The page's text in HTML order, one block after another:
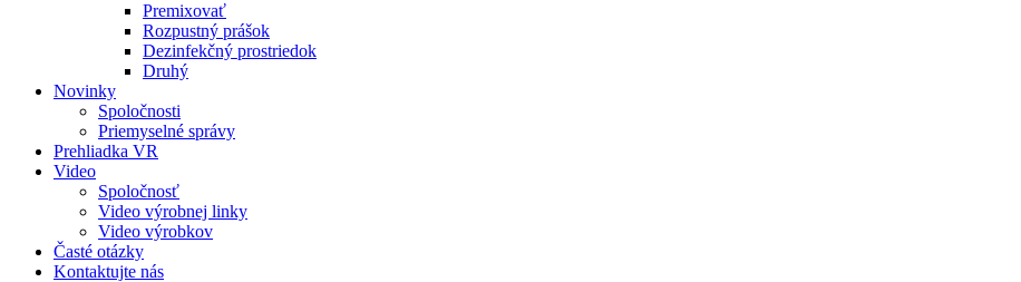
Premixovať
Rozpustný prášok
Dezinfekčný prostriedok
Druhý
Novinky
Spoločnosti
Priemyselné správy
Prehliadka VR
Video
Spoločnosť
Video výrobnej linky
Video výrobkov
Časté otázky
Kontaktujte nás